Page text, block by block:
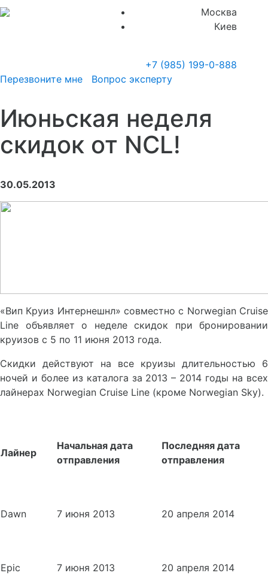
Москва
Киев
+7 (985) 199-0-888
Перезвоните мне
Вопрос эксперту
Июньская неделя
скидок от NCL!
30.05.2013
«Вип Круиз Интернешнл» совместно с Norwegian Cruise
Line объявляет о неделе скидок при бронировании
круизов с 5 по 11 июня 2013 года.
Скидки действуют на все круизы длительностью 6
ночей и более из каталога за 2013 – 2014 годы на всех
лайнерах Norwegian Cruise Line (кроме Norwegian Sky).
Лайнер
Начальная дата
отправления
Последняя дата
отправления
Dawn 7 июня 2013 20 апреля 2014
Epic 7 июня 2013 20 апреля 2014